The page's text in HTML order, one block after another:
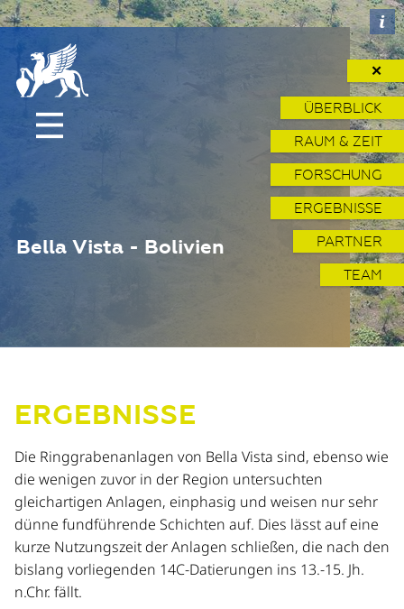
Bella Vista - Bolivien
✕
ÜBERBLICK
RAUM & ZEIT
FORSCHUNG
ERGEBNISSE
PARTNER
TEAM
ERGEBNISSE
Die Ringgrabenanlagen von Bella Vista sind, ebenso wie
die wenigen zuvor in der Region untersuchten
gleichartigen Anlagen, einphasig und weisen nur sehr
dünne fundführende Schichten auf. Dies lässt auf eine
kurze Nutzungszeit der Anlagen schließen, die nach den
bislang vorliegenden 14C-Datierungen ins 13.-15. Jh.
n.Chr. fällt.